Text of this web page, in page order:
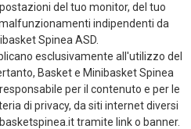
del tuo monitor, del tuo
indipendenti da
Spinea ASD.
esclusivamente all'utilizzo del
Basket e Minibasket Spinea
per il contenuto e per le
di privacy, da siti internet diversi
tramite link o banner.